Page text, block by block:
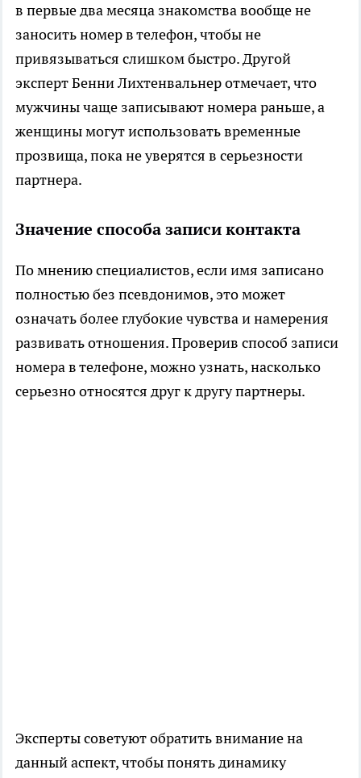
в первые два месяца знакомства вообще не
заносить номер в телефон, чтобы не
привязываться слишком быстро. Другой
эксперт Бенни Лихтенвальнер отмечает, что
мужчины чаще записывают номера раньше, а
женщины могут использовать временные
прозвища, пока не уверятся в серьезности
партнера.
Значение способа записи контакта
По мнению специалистов, если имя записано
полностью без псевдонимов, это может
означать более глубокие чувства и намерения
развивать отношения. Проверив способ записи
номера в телефоне, можно узнать, насколько
серьезно относятся друг к другу партнеры.
Эксперты советуют обратить внимание на
данный аспект, чтобы понять динамику